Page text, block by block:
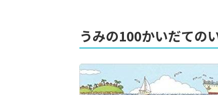
うみの100かいだての